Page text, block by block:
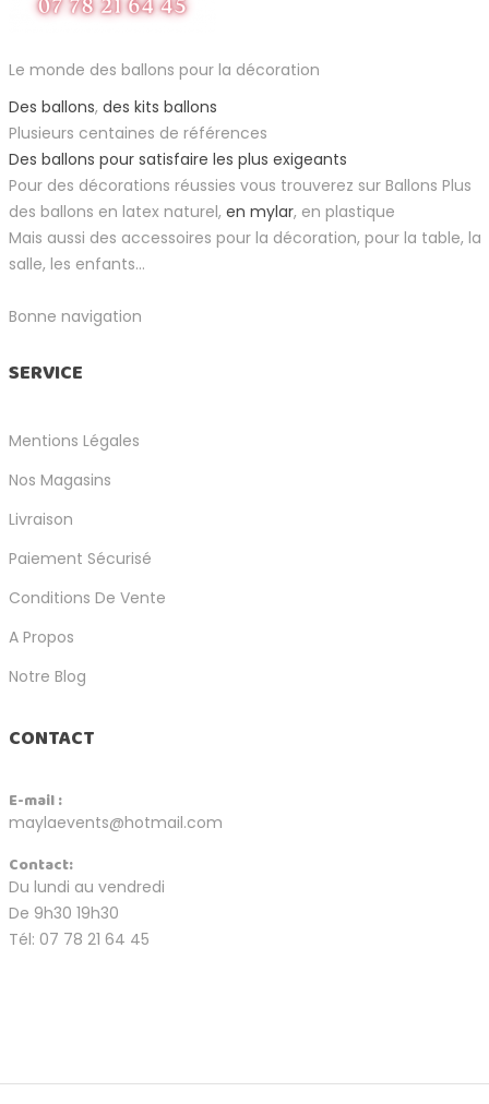
Le monde des ballons pour la décoration
Des ballons, des kits ballons
Plusieurs centaines de références
Des ballons pour satisfaire les plus exigeants
Pour des décorations réussies vous trouverez sur Ballons Plus
des ballons en latex naturel, en mylar, en plastique
Mais aussi des accessoires pour la décoration, pour la table, la
salle, les enfants...
Bonne navigation
SERVICE
Mentions Légales
Nos Magasins
Livraison
Paiement Sécurisé
Conditions De Vente
A Propos
Notre Blog
CONTACT
E-mail :
maylaevents@hotmail.com
Contact:
Du lundi au vendredi
De 9h30 19h30
Tél: 07 78 21 64 45